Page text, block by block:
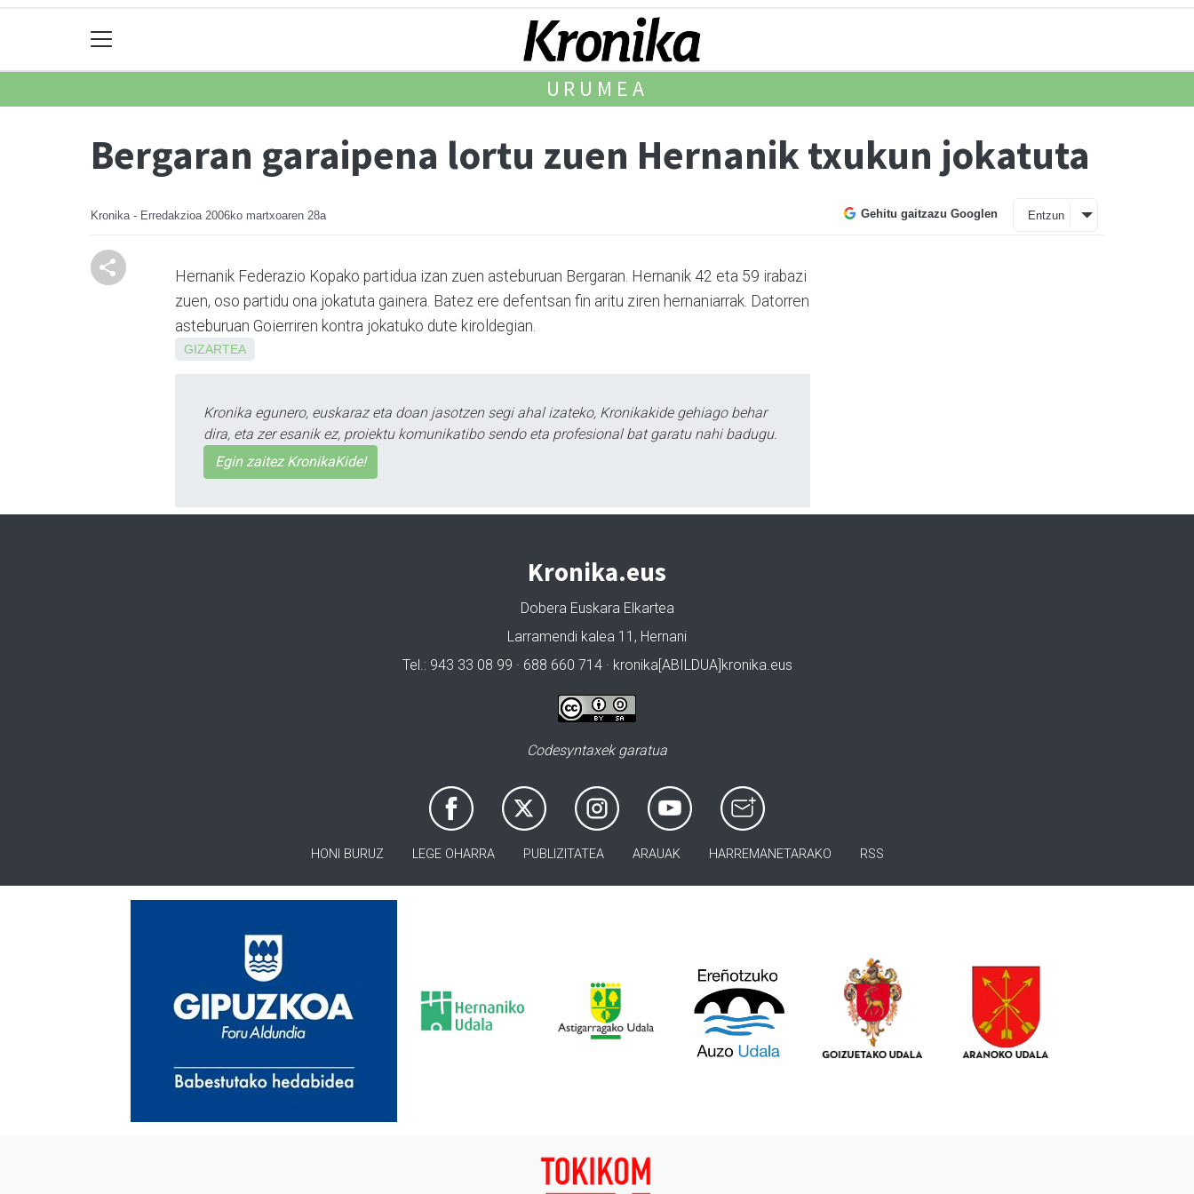
URUMEA
Bergaran garaipena lortu zuen Hernanik txukun jokatuta
Kronika - Erredakzioa 2006ko martxoaren 28a Gehitu gaitzazu Googlen Entzun
Hernanik Federazio Kopako partidua izan zuen asteburuan Bergaran. Hernanik 42 eta 59 irabazi
zuen, oso partidu ona jokatuta gainera. Batez ere defentsan fin aritu ziren hernaniarrak. Datorren
asteburuan Goierriren kontra jokatuko dute kiroldegian.
GIZARTEA
Kronika egunero, euskaraz eta doan jasotzen segi ahal izateko, Kronikakide gehiago behar
dira, eta zer esanik ez, proiektu komunikatibo sendo eta profesional bat garatu nahi badugu.
Egin zaitez KronikaKide!
Kronika.eus
Dobera Euskara Elkartea
Larramendi kalea 11, Hernani
Tel.: 943 33 08 99 · 688 660 714 · kronika[ABILDUA]kronika.eus
Codesyntaxek garatua
HONI BURUZ LEGE OHARRA PUBLIZITATEA ARAUAK HARREMANETARAKO RSS